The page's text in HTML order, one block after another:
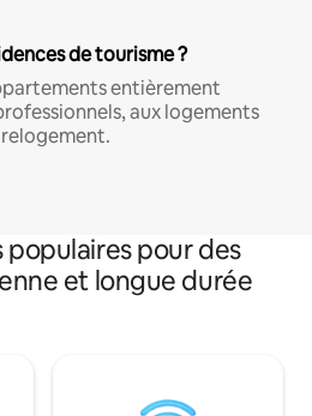
de tourisme ?
entièrement
aux logements
pour des
et longue durée